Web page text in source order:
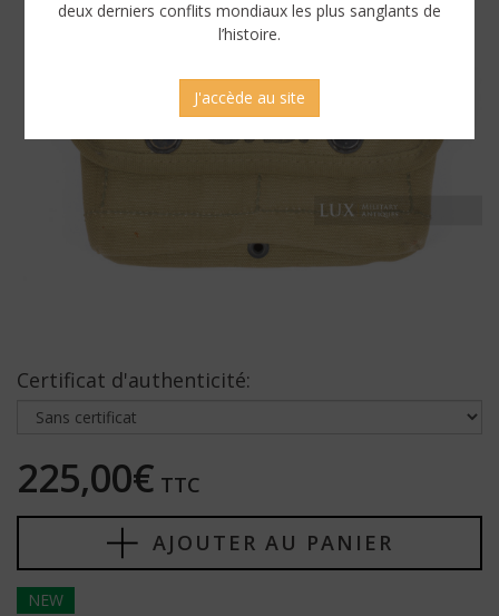
Certificat d'authenticité:
225,00€ TTC
AJOUTER AU PANIER
NEW
deux derniers conflits mondiaux les plus sanglants de
l’histoire.
J'accède au site